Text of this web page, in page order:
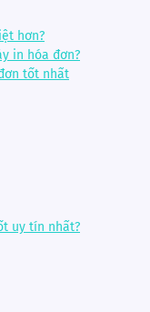
hơn?
in hóa đơn?
tốt nhất
uy tín nhất?